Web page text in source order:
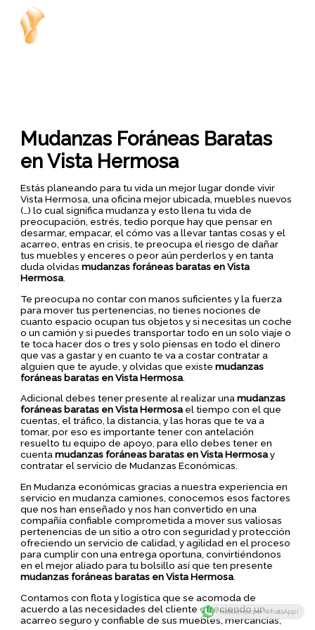
contenido
Mudanzas Foráneas Baratas
en Vista Hermosa
Estás planeando para tu vida un mejor lugar donde vivir
Vista Hermosa, una oficina mejor ubicada, muebles nuevos
(…) lo cual significa mudanza y esto llena tu vida de
preocupación, estrés, tedio porque hay que pensar en
desarmar, empacar, el cómo vas a llevar tantas cosas y el
acarreo, entras en crisis, te preocupa el riesgo de dañar
tus muebles y enceres o peor aún perderlos y en tanta
duda olvidasmudanzas foráneas baratas en Vista
Hermosa
Te preocupa no contar con manos suficientes y la fuerza
para mover tus pertenencias, no tienes nociones de
cuanto espacio ocupan tus objetos y si necesitas un coche
o un camión y si puedes transportar todo en un solo viaje o
te toca hacer dos o tres y solo piensas en todo el dinero
que vas a gastar y en cuanto te va a costar contratar a
alguien que te ayude, y olvidas que existemudanzas
foráneas baratas en Vista Hermosa
Adicional debes tener presente al realizar unamudanzas
foráneas baratas en Vista Hermosa el tiempo con el que
cuentas, el tráfico, la distancia, y las horas que te va a
tomar, por eso es importante tener con antelación
resuelto tu equipo de apoyo, para ello debes tener en
cuentamudanzas foráneas baratas en Vista Hermosay
contratar el servicio de Mudanzas Económicas.
En Mudanza económicas gracias a nuestra experiencia en
servicio en mudanza camiones, conocemos esos factores
que nos han enseñado y nos han convertido en una
compañía confiable comprometida a mover sus valiosas
pertenencias de un sitio a otro con seguridad y protección
ofreciendo un servicio de calidad, y agilidad en el proceso
para cumplir con una entrega oportuna, convirtiéndonos
en el mejor aliado para tu bolsillo así que ten presente
mudanzas foráneas baratas en Vista Hermosa
Contamos con flota y logística que se acomoda de
acuerdo a las necesidades del cliente ofreciendo un
acarreo seguro y confiable de sus muebles, mercancías,
Hablemos por WhatsApp !